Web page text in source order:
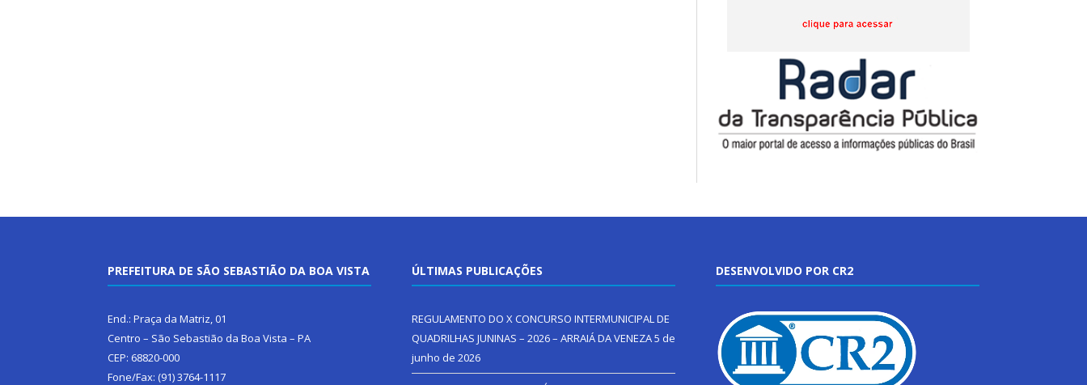
PREFEITURA DE SÃO SEBASTIÃO DA BOA VISTA
End.: Praça da Matriz, 01
Centro – São Sebastião da Boa Vista – PA
CEP: 68820-000
Fone/Fax: (91) 3764-1117
ÚLTIMAS PUBLICAÇÕES
REGULAMENTO DO X CONCURSO INTERMUNICIPAL DE
QUADRILHAS JUNINAS – 2026 – ARRAIÁ DA VENEZA5 de
junho de 2026
DESENVOLVIDO POR CR2